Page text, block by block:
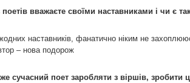
поетів вважаєте своїми наставниками і чи є
наставників, фанатично ніким не
– нова подорож
сучасний поет заробляти з віршів, зробити